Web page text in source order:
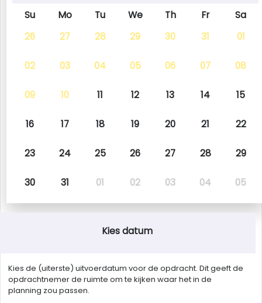
Su Mo Tu We Th Fr
Sa
26
27 28 29 30 31 01
02 03 04 05 06 07 08
09 10 11 12 13 14 15
16 17 18 19 20 21 22
23 24 25 26 27 28 29
30 31 01 02 03 04 05
Kies datum
Kies de (uiterste) uitvoerdatum voor de opdracht. Dit geeft de
opdrachtnemer de ruimte om te kijken waar het in de
planning zou passen.